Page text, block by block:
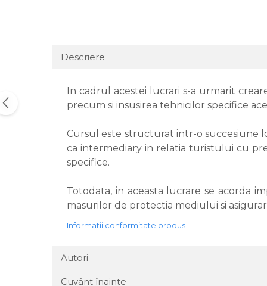
Descriere
In cadrul acestei lucrari s-a urmarit
precum si insusirea tehnicilor specifice
Cursul este structurat intr-o succesiune
ca intermediary in relatia turistului cu
specifice.
Totodata, in aceasta lucrare se acorda
masurilor de protectia mediului si
Informatii conformitate produs
Autori
Cuvânt înainte